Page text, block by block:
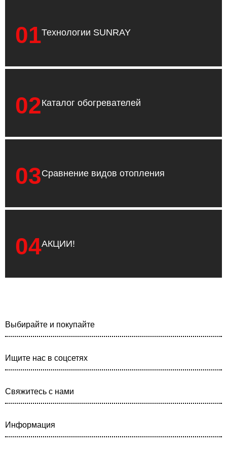
01Технологии SUNRAY
02Каталог обогревателей
03Сравнение видов отопления
04АКЦИИ!
Выбирайте и покупайте
Ищите нас в соцсетях
Свяжитесь с нами
Информация